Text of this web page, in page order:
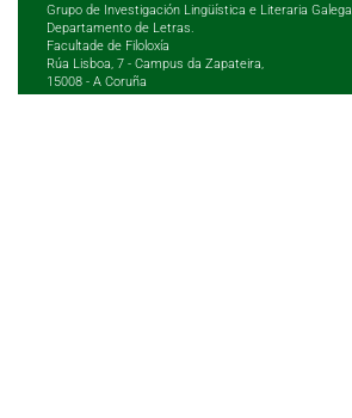
Grupo de Investigación Lingüística e Literaria Galega
Departamento de Letras.
Facultade de Filoloxía
Rúa Lisboa, 7 - Campus da Zapateira,
15008 - A Coruña